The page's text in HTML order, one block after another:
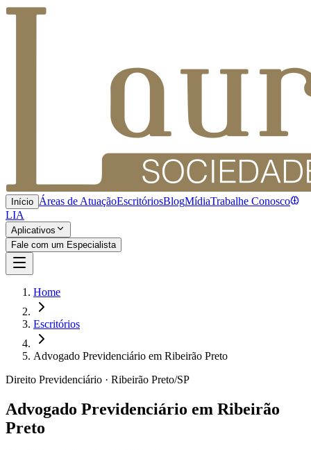
Início Áreas de AtuaçãoEscritóriosBlogMídiaTrabalhe Conosco
LIA
Aplicativos
Fale com um Especialista
Home
Escritórios
Advogado Previdenciário em Ribeirão Preto
Direito Previdenciário · Ribeirão Preto/SP
Advogado Previdenciário em Ribeirão
Preto